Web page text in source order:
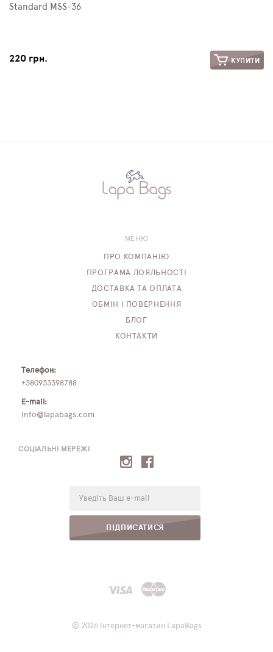
Standard MSS-36
220 грн. КУПИТИ
СОЦІАЛЬНІ МЕРЕЖІ
ПІДПИСАТИСЯ
МЕНЮ
ПРО КОМПАНІЮ
ПРОГРАМА ЛОЯЛЬНОСТІ
ДОСТАВКА ТА ОПЛАТА
ОБМІН І ПОВЕРНЕННЯ
БЛОГ
КОНТАКТИ
Телефон:
+380933398788
E-mail:
info@lapabags.com
© 2026 Інтернет-магазин LapaBags